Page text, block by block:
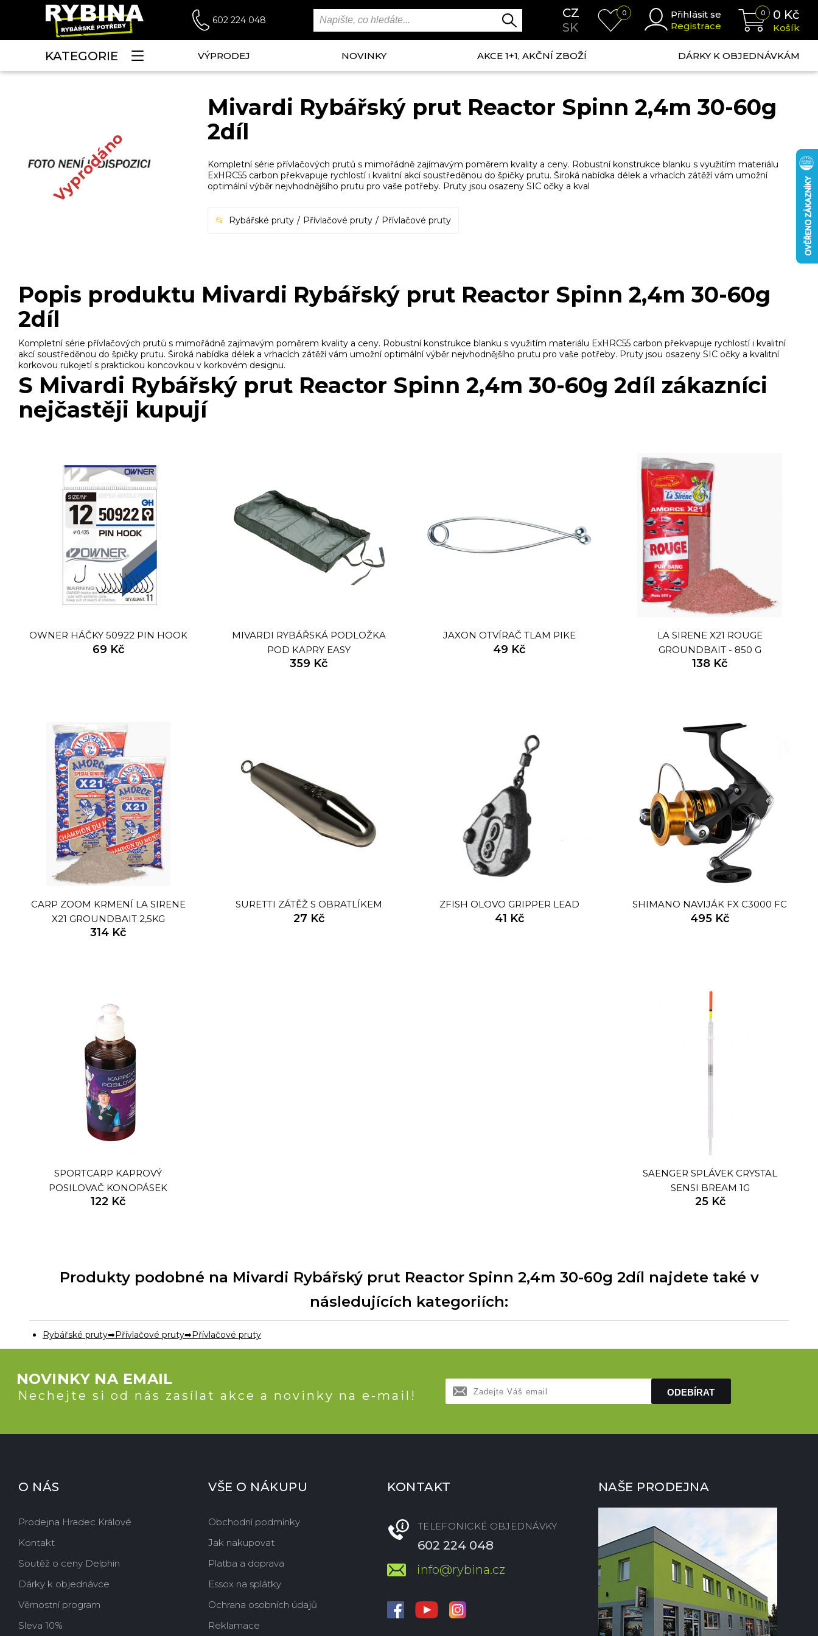
602 224 048
CZ
SK
0
Přihlásit se
Registrace
0 0 Kč
Košík
KATEGORIE VÝPRODEJ NOVINKY AKCE 1+1, AKČNÍ ZBOŽÍ DÁRKY K OBJEDNÁVKÁM
Vyprodáno
Mivardi Rybářský prut Reactor Spinn 2,4m 30-60g
2díl
Kompletní série přívlačových prutů s mimořádně zajímavým poměrem kvality a ceny. Robustní konstrukce blanku s využitím materiálu
ExHRC55 carbon překvapuje rychlostí i kvalitní akcí soustředěnou do špičky prutu. Široká nabídka délek a vrhacích zátěží vám umožní
optimální výběr nejvhodnějšího prutu pro vaše potřeby. Pruty jsou osazeny SIC očky a kval
Rybářské pruty Přívlačové pruty Přívlačové pruty
Popis produktu Mivardi Rybářský prut Reactor Spinn 2,4m 30-60g
2díl
Kompletní série přívlačových prutů s mimořádně zajímavým poměrem kvality a ceny. Robustní konstrukce blanku s využitím materiálu ExHRC55 carbon překvapuje rychlostí i kvalitní
akcí soustředěnou do špičky prutu. Široká nabídka délek a vrhacích zátěží vám umožní optimální výběr nejvhodnějšího prutu pro vaše potřeby. Pruty jsou osazeny SIC očky a kvalitní
korkovou rukojetí s praktickou koncovkou v korkovém designu.
S Mivardi Rybářský prut Reactor Spinn 2,4m 30-60g 2díl zákazníci
nejčastěji kupují
OWNER HÁČKY 50922 PIN HOOK
69 Kč
MIVARDI RYBÁŘSKÁ PODLOŽKA
POD KAPRY EASY
359 Kč
JAXON OTVÍRAČ TLAM PIKE
49 Kč
LA SIRENE X21 ROUGE
GROUNDBAIT - 850 G
138 Kč
CARP ZOOM KRMENÍ LA SIRENE
X21 GROUNDBAIT 2,5KG
314 Kč
SURETTI ZÁTĚŽ S OBRATLÍKEM
27 Kč
ZFISH OLOVO GRIPPER LEAD
41 Kč
SHIMANO NAVIJÁK FX C3000 FC
495 Kč
SPORTCARP KAPROVÝ
POSILOVAČ KONOPÁSEK
122 Kč
SAENGER SPLÁVEK CRYSTAL
SENSI BREAM 1G
25 Kč
Produkty podobné na Mivardi Rybářský prut Reactor Spinn 2,4m 30-60g 2díl najdete také v
následujících kategoriích:
Rybářské pruty Přívlačové pruty Přívlačové pruty
NOVINKY NA EMAIL
Nechejte si od nás zasílat akce a novinky na e-mail! ODEBÍRAT
O NÁS
Prodejna Hradec Králové
Kontakt
Soutěž o ceny Delphin
Dárky k objednávce
Věrnostní program
Sleva 10%
VŠE O NÁKUPU
Obchodní podmínky
Jak nakupovat
Platba a doprava
Essox na splátky
Ochrana osobních údajů
Reklamace
KONTAKT
TELEFONICKÉ OBJEDNÁVKY
602 224 048
info@rybina.cz
NAŠE PRODEJNA